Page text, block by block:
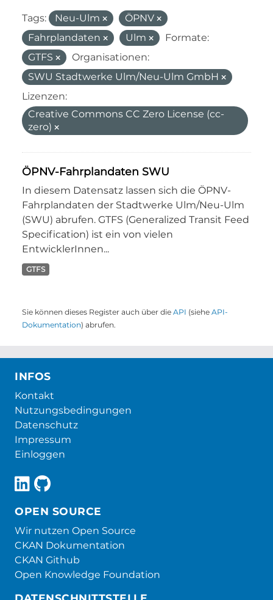
Tags: Neu-Ulm
ÖPNV
Fahrplandaten
Ulm
Formate:
GTFS
Organisationen:
SWU Stadtwerke Ulm/Neu-Ulm GmbH
Lizenzen:
Creative Commons CC Zero License (cc-
zero)
ÖPNV-Fahrplandaten SWU
In diesem Datensatz lassen sich die ÖPNV-
Fahrplandaten der Stadtwerke Ulm/Neu-Ulm
(SWU) abrufen. GTFS (Generalized Transit Feed
Specification) ist ein von vielen
EntwicklerInnen...
GTFS
Sie können dieses Register auch über die API (siehe API-
Dokumentation) abrufen.
INFOS
Kontakt
Nutzungsbedingungen
Datenschutz
Impressum
Einloggen
OPEN SOURCE
Wir nutzen Open Source
CKAN Dokumentation
CKAN Github
Open Knowledge Foundation